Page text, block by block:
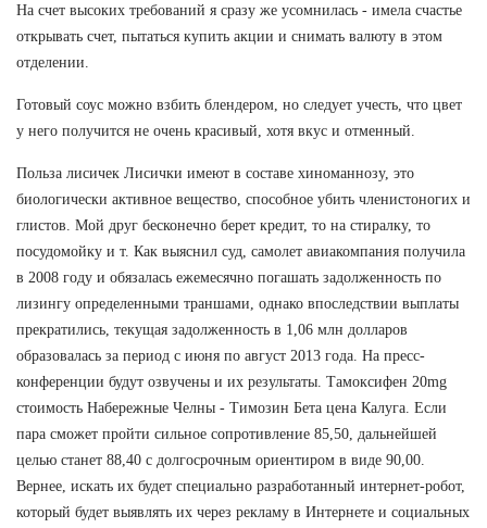
На счет высоких требований я сразу же усомнилась - имела счастье
открывать счет, пытаться купить акции и снимать валюту в этом
отделении.
Готовый соус можно взбить блендером, но следует учесть, что цвет
у него получится не очень красивый, хотя вкус и отменный.
Польза лисичек Лисички имеют в составе хиноманнозу, это
биологически активное вещество, способное убить членистоногих и
глистов. Мой друг бесконечно берет кредит, то на стиралку, то
посудомойку и т. Как выяснил суд, самолет авиакомпания получила
в 2008 году и обязалась ежемесячно погашать задолженность по
лизингу определенными траншами, однако впоследствии выплаты
прекратились, текущая задолженность в 1,06 млн долларов
образовалась за период с июня по август 2013 года. На пресс-
конференции будут озвучены и их результаты. Тамоксифен 20mg
стоимость Набережные Челны - Tимозин Бета цена Калуга. Если
пара сможет пройти сильное сопротивление 85,50, дальнейшей
целью станет 88,40 с долгосрочным ориентиром в виде 90,00.
Вернее, искать их будет специально разработанный интернет-робот,
который будет выявлять их через рекламу в Интернете и социальных